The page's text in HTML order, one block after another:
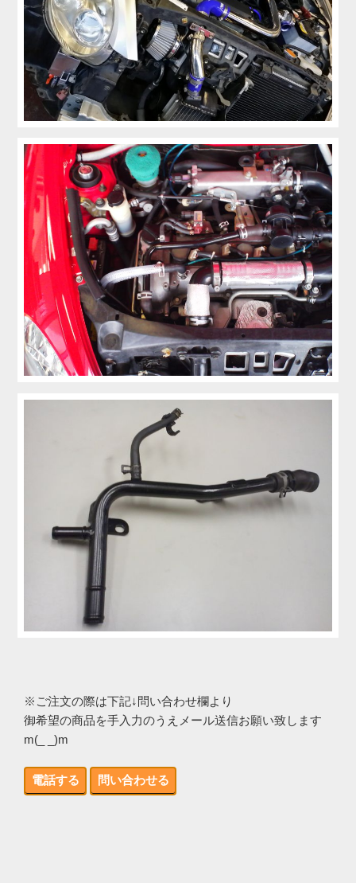
※ご注文の際は下記↓問い合わせ欄より
御希望の商品を手入力のうえメール送信お願い致します
m(_ _)m
電話する 問い合わせる